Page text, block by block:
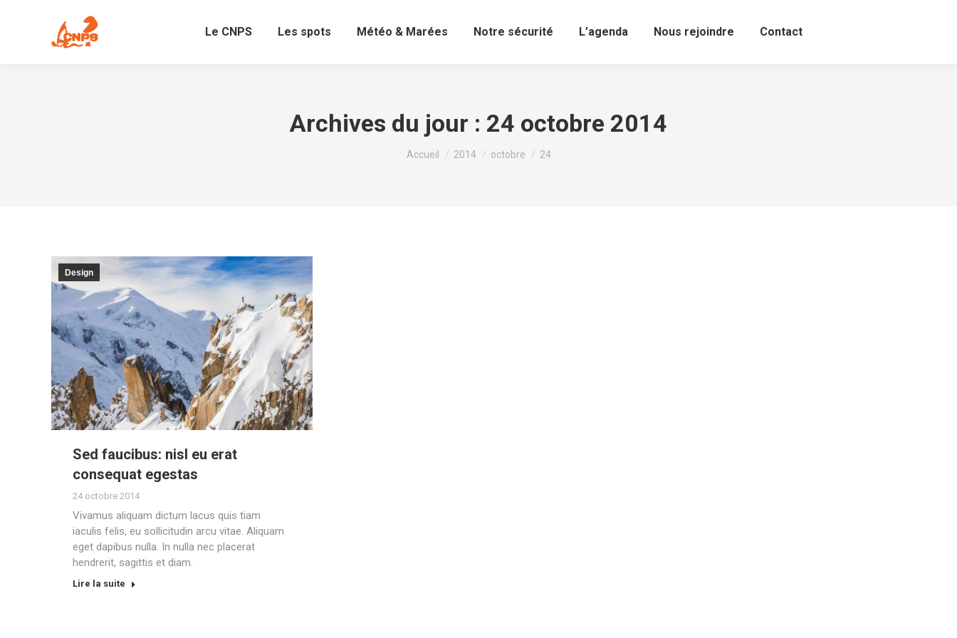
Le CNPS Les spots Météo & Marées Notre sécurité L’agenda Nous rejoindre Contact
Archives du jour : 24 octobre 2014
Vous êtes ici :
Accueil 2014 octobre 24
Design
Sed faucibus: nisl eu erat
consequat egestas
24 octobre 2014
Vivamus aliquam dictum lacus quis tiam
iaculis felis, eu sollicitudin arcu vitae. Aliquam
eget dapibus nulla. In nulla nec placerat
hendrerit, sagittis et diam.
Lire la suite